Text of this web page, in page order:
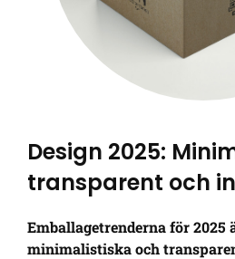
Design 2025:
transparent och
Emballagetrenderna för 2025
minimalistiska och